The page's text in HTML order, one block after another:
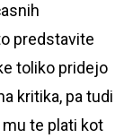
predstavite
toliko pridejo
kritika, pa tudi
mu te plati kot